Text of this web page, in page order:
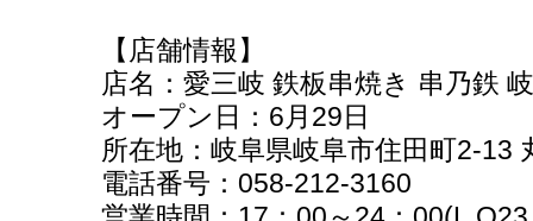
【店舗情報】
店名：愛三岐 鉄板串焼き 串乃鉄
オープン日：6月29日
所在地：岐阜県岐阜市住田町2-13
電話番号：058-212-3160